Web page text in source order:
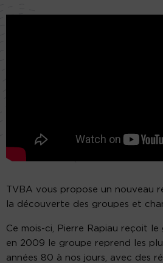
TVBA vous propose un nouveau
la découverte des groupes et
Ce mois-ci, Pierre Rapiau reçoit
en 2009 le groupe reprend les
années 80 à nos jours, avec des